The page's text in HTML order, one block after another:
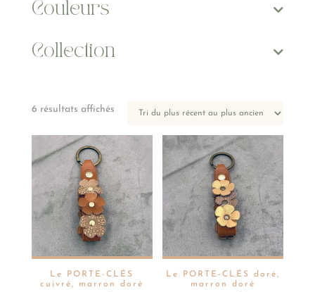
Couleurs
Collection
6 résultats affichésTrié
plus
récent
au
plus
ancien
Le PORTE-CLÉS
cuivré, marron doré
Le PORTE-CLÉS doré,
marron doré